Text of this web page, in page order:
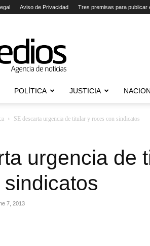
Aviso de Privacidad Tres premisas para publicar
POLÍTICA JUSTICIA
SE descarta urgencia de titular y roces con sindicatos
urgencia de
7, 2013